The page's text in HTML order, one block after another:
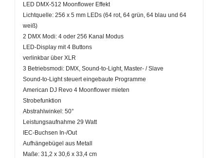
LED DMX-512 Moonflower Effekt
Lichtquelle: 256 x 5 mm LEDs (64 rot, 64 grün, 64 blau und 64
weiß)
2 DMX Modi: 4 oder 256 Kanal Modus
LED-Display mit 4 Buttons
verlinkbar über XLR
3 Betriebsmodi: DMX, Sound-to-Light, Master- / Slave
Sound-to-Light steuert eingebaute Programme
American DJ Revo 4 Moonflower mieten
Strobefunktion
Abstrahlwinkel: 50°
Leistungsaufnahme 29 Watt
IEC-Buchsen In-/Out
Aufhängebügel aus Metall
Maße: 31,2 x 30,6 x 33,4 cm